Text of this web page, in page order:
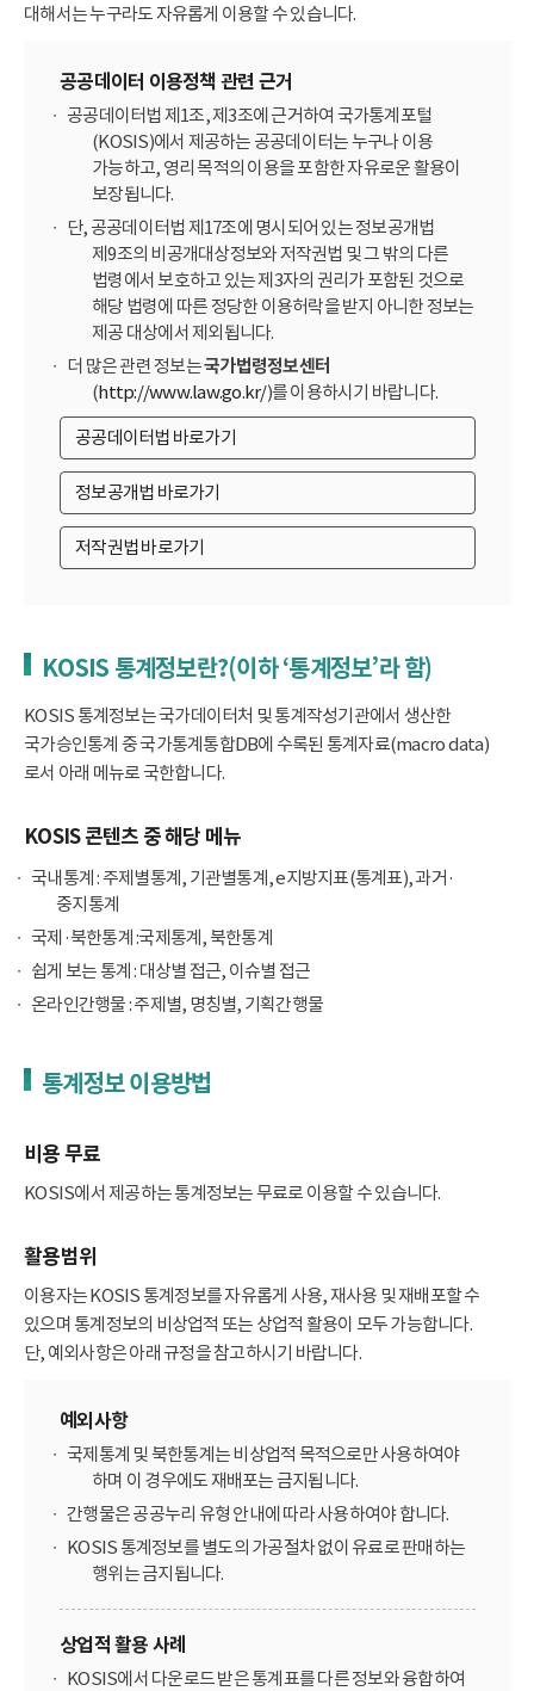
대해서는 누구라도 자유롭게 이용할 수 있습니다.
공공데이터 이용정책 관련 근거
공공데이터법 제1조, 제3조에 근거하여 국가통계포털
(KOSIS)에서 제공하는 공공데이터는 누구나 이용
가능하고, 영리 목적의 이용을 포함한 자유로운 활용이
보장됩니다.
단, 공공데이터법 제17조에 명시되어 있는 정보공개법
제9조의 비공개대상정보와 저작권법 및 그 밖의 다른
법령에서 보호하고 있는 제3자의 권리가 포함된 것으로
해당 법령에 따른 정당한 이용허락을 받지 아니한 정보는
제공 대상에서 제외됩니다.
더 많은 관련 정보는국가법령정보센터
(http://www.law.go.kr/)를 이용하시기 바랍니다.
공공데이터법 바로가기
정보공개법 바로가기
저작권법 바로가기
KOSIS 통계정보란?(이하 ‘통계정보’라 함)
KOSIS 통계정보는 국가데이터처 및 통계작성기관에서 생산한
국가승인통계 중 국가통계통합DB에 수록된 통계자료(macro data)
로서 아래 메뉴로 국한합니다.
KOSIS 콘텐츠 중 해당 메뉴
국내통계 : 주제별통계, 기관별통계, e지방지표(통계표), 과거·
중지통계
국제·북한통계 :국제통계, 북한통계
쉽게 보는 통계 : 대상별 접근, 이슈별 접근
온라인간행물 : 주제별, 명칭별, 기획간행물
통계정보 이용방법
비용 무료
KOSIS에서 제공하는 통계정보는 무료로 이용할 수 있습니다.
활용범위
이용자는 KOSIS 통계정보를 자유롭게 사용, 재사용 및 재배포할 수
있으며 통계정보의 비상업적 또는 상업적 활용이 모두 가능합니다.
단, 예외사항은 아래 규정을 참고하시기 바랍니다.
예외사항
국제통계 및 북한통계는 비상업적 목적으로만 사용하여야
하며 이 경우에도 재배포는 금지됩니다.
간행물은 공공누리 유형 안내에 따라 사용하여야 합니다.
KOSIS 통계정보를 별도의 가공절차 없이 유료로 판매하는
행위는 금지됩니다.
상업적 활용 사례
KOSIS에서 다운로드 받은 통계표를 다른 정보와 융합하여